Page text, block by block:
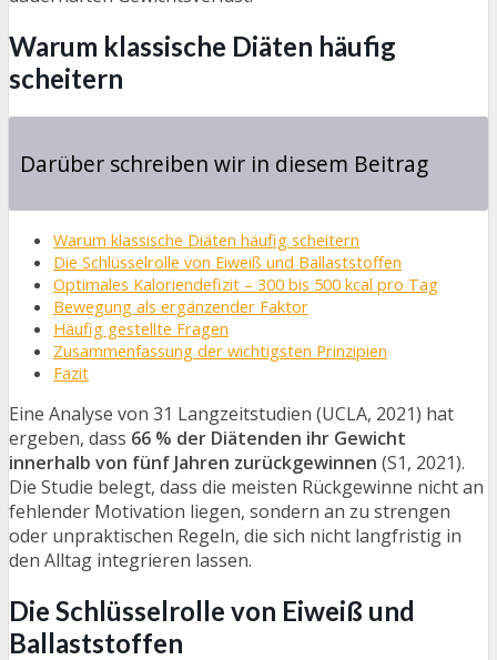
Warum klassische Diäten häufig
scheitern
Darüber schreiben wir in diesem Beitrag
Warum klassische Diäten häufig scheitern
Die Schlüsselrolle von Eiweiß und Ballaststoffen
Optimales Kaloriendefizit – 300 bis 500 kcal pro Tag
Bewegung als ergänzender Faktor
Häufig gestellte Fragen
Zusammenfassung der wichtigsten Prinzipien
Fazit
Eine Analyse von 31 Langzeitstudien (UCLA, 2021) hat
ergeben, dass 66 % der Diätenden ihr Gewicht
innerhalb von fünf Jahren zurückgewinnen (S1, 2021).
Die Studie belegt, dass die meisten Rückgewinne nicht an
fehlender Motivation liegen, sondern an zu strengen
oder unpraktischen Regeln, die sich nicht langfristig in
den Alltag integrieren lassen.
Die Schlüsselrolle von Eiweiß und
Ballaststoffen